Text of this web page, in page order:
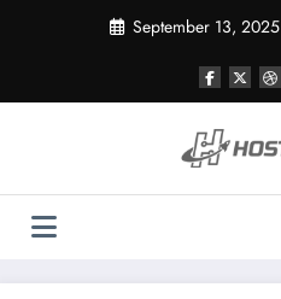
September 13, 2025